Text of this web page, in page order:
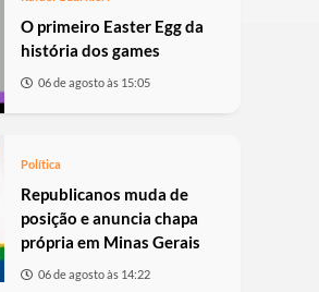
O primeiro Easter Egg da
história dos games
06 de agosto às 15:05
Política
Republicanos muda de
posição e anuncia chapa
própria em Minas Gerais
06 de agosto às 14:22